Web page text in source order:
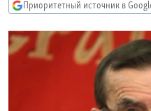
Вернутся
поиску
КАВКАЗ.РЕАЛИИ
СЕВЕР.РЕАЛИИ
СИБИРЬ.РЕАЛИИ
РАСПИСАНИЕ ВЕЩАНИЯ
Приоритетный источник в